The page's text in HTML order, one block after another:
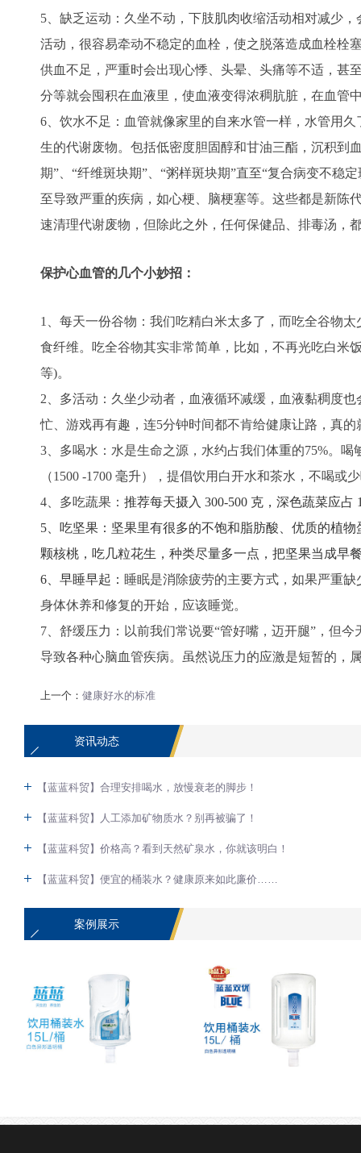
5、缺乏运动： 久坐不动，下肢肌肉收缩活动相对减少
活动，很容易牵动不稳定的血栓，使之脱落造成血栓栓
供血不足，严重时会出现心悸、头晕、头痛等不适，甚
分等就会囤积在血液里，使血液变得浓稠肮脏，在血管
6、饮水不足：血管就像家里的自来水管一样，水管用
生的代谢废物。包括低密度胆固醇和甘油三酯，沉积到
期”、“纤维斑块期”、“粥样斑块期”直至“复合病变不稳
至导致严重的疾病，如心梗、脑梗塞等。这些都是新陈
速清理代谢废物，但除此之外，任何保健品、排毒汤，
保护心血管的几个小妙招：
1、每天一份谷物： 我们吃精白米太多了，而吃全谷物
食纤维。
吃全谷物其实非常简单，比如，不再光吃白米
等)。
2、多活动： 久坐少动者，血液循环减缓，血液黏稠度
忙、游戏再有趣，连5分钟时间都不肯给健康让路，真的
3、多喝水： 水是生命之源，水约占我们体重的75%。
（1500 -1700 毫升），提倡饮用白开水和茶水，不喝或
4、多吃蔬果： 推荐每天摄入 300-500 克，深色蔬菜应
5、吃坚果： 坚果里有很多的不饱和脂肪酸、优质的植
颗核桃，吃几粒花生，种类尽量多一点，把坚果当成早
6、早睡早起： 睡眠是消除疲劳的主要方式，如果严重
身体休养和修复的开始，应该睡觉。
7、舒缓压力： 以前我们常说要“管好嘴，迈开腿”，但
导致各种心脑血管疾病。
虽然说压力的应激是短暂的，
上一个： 健康好水的标准
资讯动态
【蓝蓝科贸】合理安排喝水，放慢衰老的脚步！
【蓝蓝科贸】人工添加矿物质水？别再被骗了！
【蓝蓝科贸】价格高？看到天然矿泉水，你就该明白！
【蓝蓝科贸】便宜的桶装水？健康原来如此廉价……
案例展示